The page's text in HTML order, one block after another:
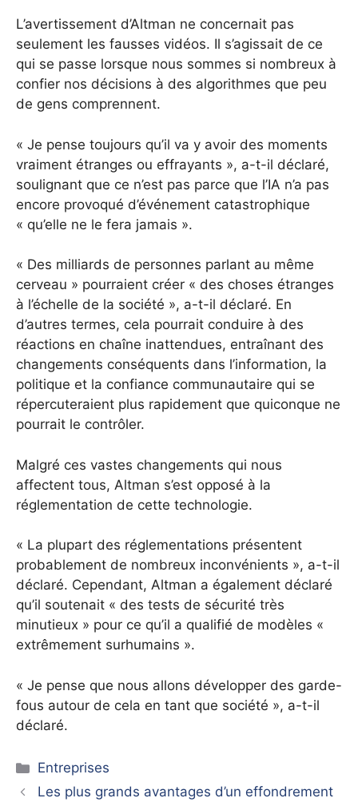
L’avertissement d’Altman ne concernait pas
seulement les fausses vidéos. Il s’agissait de ce
qui se passe lorsque nous sommes si nombreux à
confier nos décisions à des algorithmes que peu
de gens comprennent.
« Je pense toujours qu’il va y avoir des moments
vraiment étranges ou effrayants », a-t-il déclaré,
soulignant que ce n’est pas parce que l’IA n’a pas
encore provoqué d’événement catastrophique
« qu’elle ne le fera jamais ».
« Des milliards de personnes parlant au même
cerveau » pourraient créer « des choses étranges
à l’échelle de la société », a-t-il déclaré. En
d’autres termes, cela pourrait conduire à des
réactions en chaîne inattendues, entraînant des
changements conséquents dans l’information, la
politique et la confiance communautaire qui se
répercuteraient plus rapidement que quiconque ne
pourrait le contrôler.
Malgré ces vastes changements qui nous
affectent tous, Altman s’est opposé à la
réglementation de cette technologie.
« La plupart des réglementations présentent
probablement de nombreux inconvénients », a-t-il
déclaré. Cependant, Altman a également déclaré
qu’il soutenait « des tests de sécurité très
minutieux » pour ce qu’il a qualifié de modèles «
extrêmement surhumains ».
« Je pense que nous allons développer des garde-
fous autour de cela en tant que société », a-t-il
déclaré.
Catégories
Entreprises
Les plus grands avantages d’un effondrement